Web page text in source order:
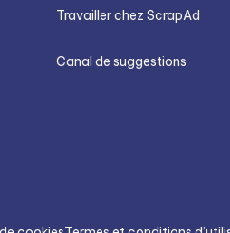
Travailler chez ScrapAd
Canal de suggestions